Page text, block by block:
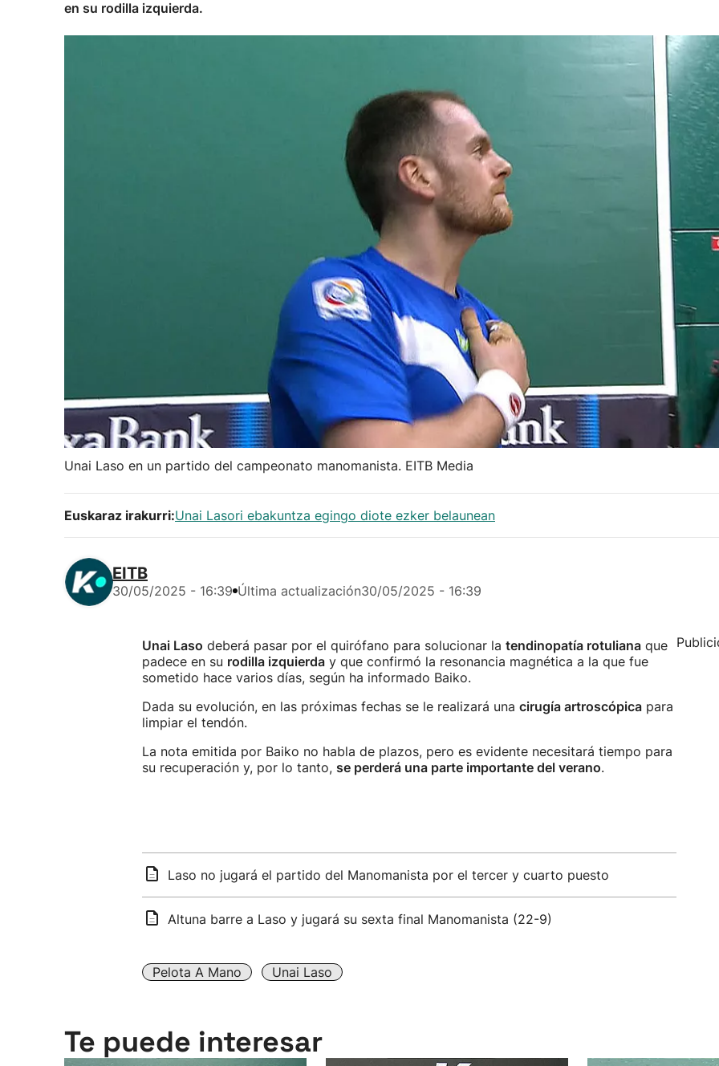
en su rodilla izquierda.
Unai Laso en un partido del campeonato manomanista. EITB Media
Euskaraz irakurri:Unai Lasori ebakuntza egingo diote ezker belaunean
EITB
30/05/2025 - 16:39 Última actualización30/05/2025 - 16:39
Unai Laso deberá pasar por el quirófano para solucionar la tendinopatía rotuliana que
padece en su rodilla izquierda y que confirmó la resonancia magnética a la que fue
sometido hace varios días, según ha informado Baiko.
Dada su evolución, en las próximas fechas se le realizará una cirugía artroscópica para
limpiar el tendón.
La nota emitida por Baiko no habla de plazos, pero es evidente necesitará tiempo para
su recuperación y, por lo tanto, se perderá una parte importante del verano.
Laso no jugará el partido del Manomanista por el tercer y cuarto puesto
Altuna barre a Laso y jugará su sexta final Manomanista (22-9)
Pelota A Mano Unai Laso
Te puede interesar